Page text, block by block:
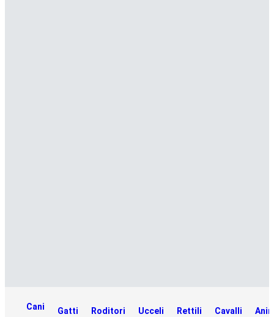
Cani Gatti Roditori Ucceli Rettili Cavalli